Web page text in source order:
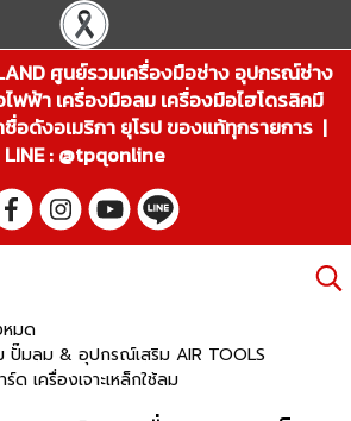
ศูนย์รวมเครื่องมือช่าง อุปกรณ์ช่าง
ฟฟ้า เครื่องมือลม เครื่องมือไฮโดรลิคมื
อดังอเมริกา ยุโรป ของแท้ทุกรายการ |
LINE : @tpqonline
หมด
ปั๊มลม & อุปกรณ์เสริม AIR TOOLS
ร์ด เครื่องเจาะเหล็กใช้ลม